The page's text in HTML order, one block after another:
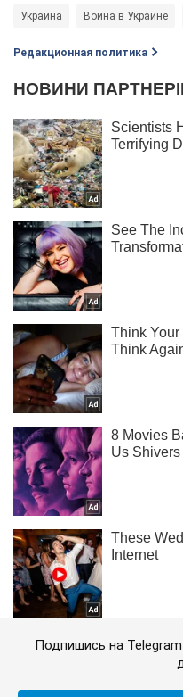
Украина Война в Украине
Редакционная политика
Подпишись на